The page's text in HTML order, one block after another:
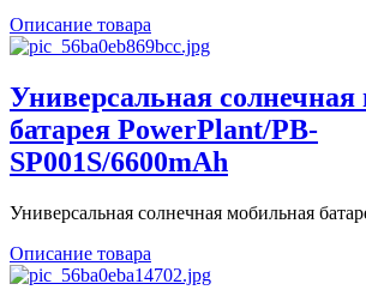
Описание товара
Универсальная
батарея PowerPlant/PB-
SP001S/6600mAh
Универсальная солнечная мобильная
Описание товара